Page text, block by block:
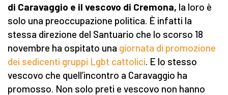
di Caravaggio e il vescovo di Cremona, la loro è
solo una preoccupazione politica. È infatti la
stessa direzione del Santuario che lo scorso 18
novembre ha ospitato una giornata di promozione
dei sedicenti gruppi Lgbt cattolici. E lo stesso
vescovo che quell’incontro a Caravaggio ha
promosso. Non solo preti e vescovo non hanno